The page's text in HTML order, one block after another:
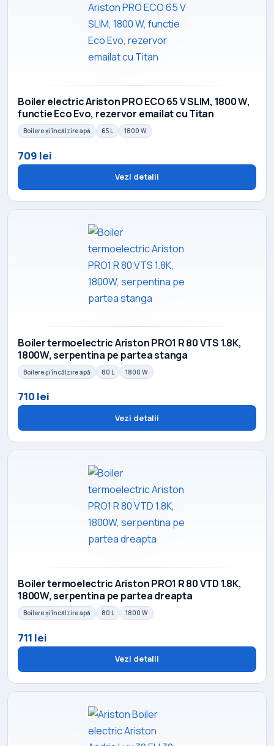
Boiler electric Ariston PRO ECO 65 V SLIM, 1800 W,
functie Eco Evo, rezervor emailat cu Titan
Boilere și încălzire apă 65 L 1800 W
709 lei
Vezi detalii
Boiler termoelectric Ariston PRO1 R 80 VTS 1.8K,
1800W, serpentina pe partea stanga
Boilere și încălzire apă 80 L 1800 W
710 lei
Vezi detalii
Boiler termoelectric Ariston PRO1 R 80 VTD 1.8K,
1800W, serpentina pe partea dreapta
Boilere și încălzire apă 80 L 1800 W
711 lei
Vezi detalii